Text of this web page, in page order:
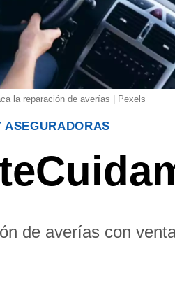
la reparación de averías | Pexels
ASEGURADORAS
de averías con